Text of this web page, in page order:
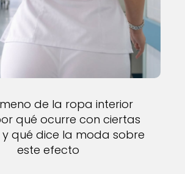
de la ropa interior
qué ocurre con ciertas
qué dice la moda sobre
este efecto